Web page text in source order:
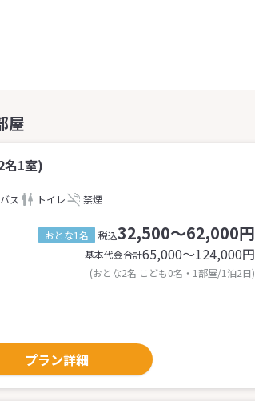
名1室)
バス トイレ 禁煙
おとな1名 税込32,500～62,000円
基本代金合計65,000〜124,000円
(おとな2名 こども0名・1部屋/1泊2日)
プラン詳細